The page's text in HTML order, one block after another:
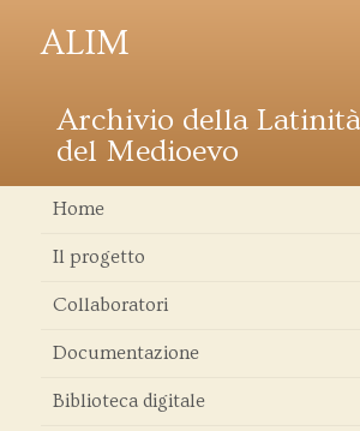
ALIM
Archivio della
del Medioevo
Home
Il progetto
Collaboratori
Documentazione
Biblioteca digitale